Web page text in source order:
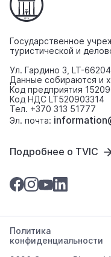
Государственное
туристической и
Ул. Гардино 3, LT-
Данные собираются и
Код предприятия
Код НДС LT520903314
Тел. +370 313 51777
Эл. почта:
Подробнее о TVIC
Политика
конфиденциальности